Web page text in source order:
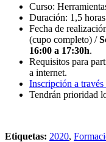
Curso:
Duración: 1,5 horas
Fecha de
(cupo completo) /
16:00 a 17:30h.
Requisitos para
a internet.
Inscripción a través
Tendrán prioridad
Etiquetas: 2020,